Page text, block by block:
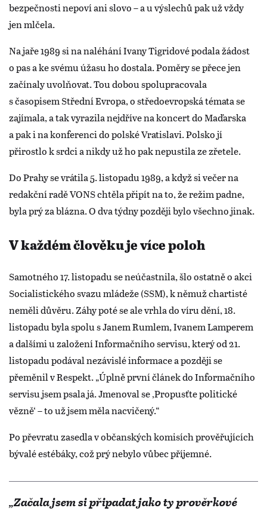
bezpečnosti nepoví ani slovo – a u výslechů pak už vždy
jen mlčela.
Na jaře 1989 si na naléhání Ivany Tigridové podala žádost
o pas a ke svému úžasu ho dostala. Poměry se přece jen
začínaly uvolňovat. Tou dobou spolupracovala
s časopisem Střední Evropa, o středoevropská témata se
zajímala, a tak vyrazila nejdříve na koncert do Maďarska
a pak i na konferenci do polské Vratislavi. Polsko jí
přirostlo k srdci a nikdy už ho pak nepustila ze zřetele.
Do Prahy se vrátila 5. listopadu 1989, a když si večer na
redakční radě VONS chtěla připít na to, že režim padne,
byla prý za blázna. O dva týdny později bylo všechno jinak.
V každém člověku je více poloh
Samotného 17. listopadu se neúčastnila, šlo ostatně o akci
Socialistického svazu mládeže (SSM), k němuž chartisté
neměli důvěru. Záhy poté se ale vrhla do víru dění, 18.
listopadu byla spolu s Janem Rumlem, Ivanem Lamperem
a dalšími u založení Informačního servisu, který od 21.
listopadu podával nezávislé informace a později se
přeměnil v Respekt. „Úplně první článek do Informačního
servisu jsem psala já. Jmenoval se ‚Propusťte politické
vězně‘ – to už jsem měla nacvičený.“
Po převratu zasedla v občanských komisích prověřujících
bývalé estébáky, což prý nebylo vůbec příjemné.
„Začala jsem si připadat jako ty prověrkové